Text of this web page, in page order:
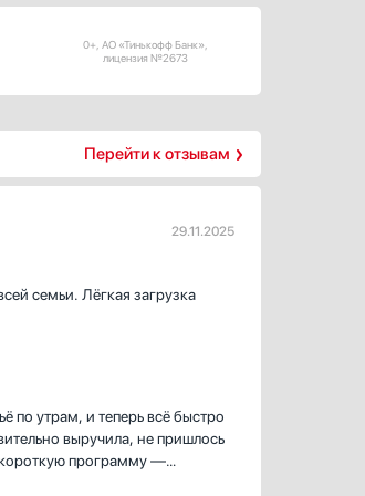
0+, АО «Тинькофф Банк»,
лицензия №2673
Перейти к отзывам
29.11.2025
семьи. Лёгкая загрузка
по утрам, и теперь всё быстро
выручила, не пришлось
короткую программу —